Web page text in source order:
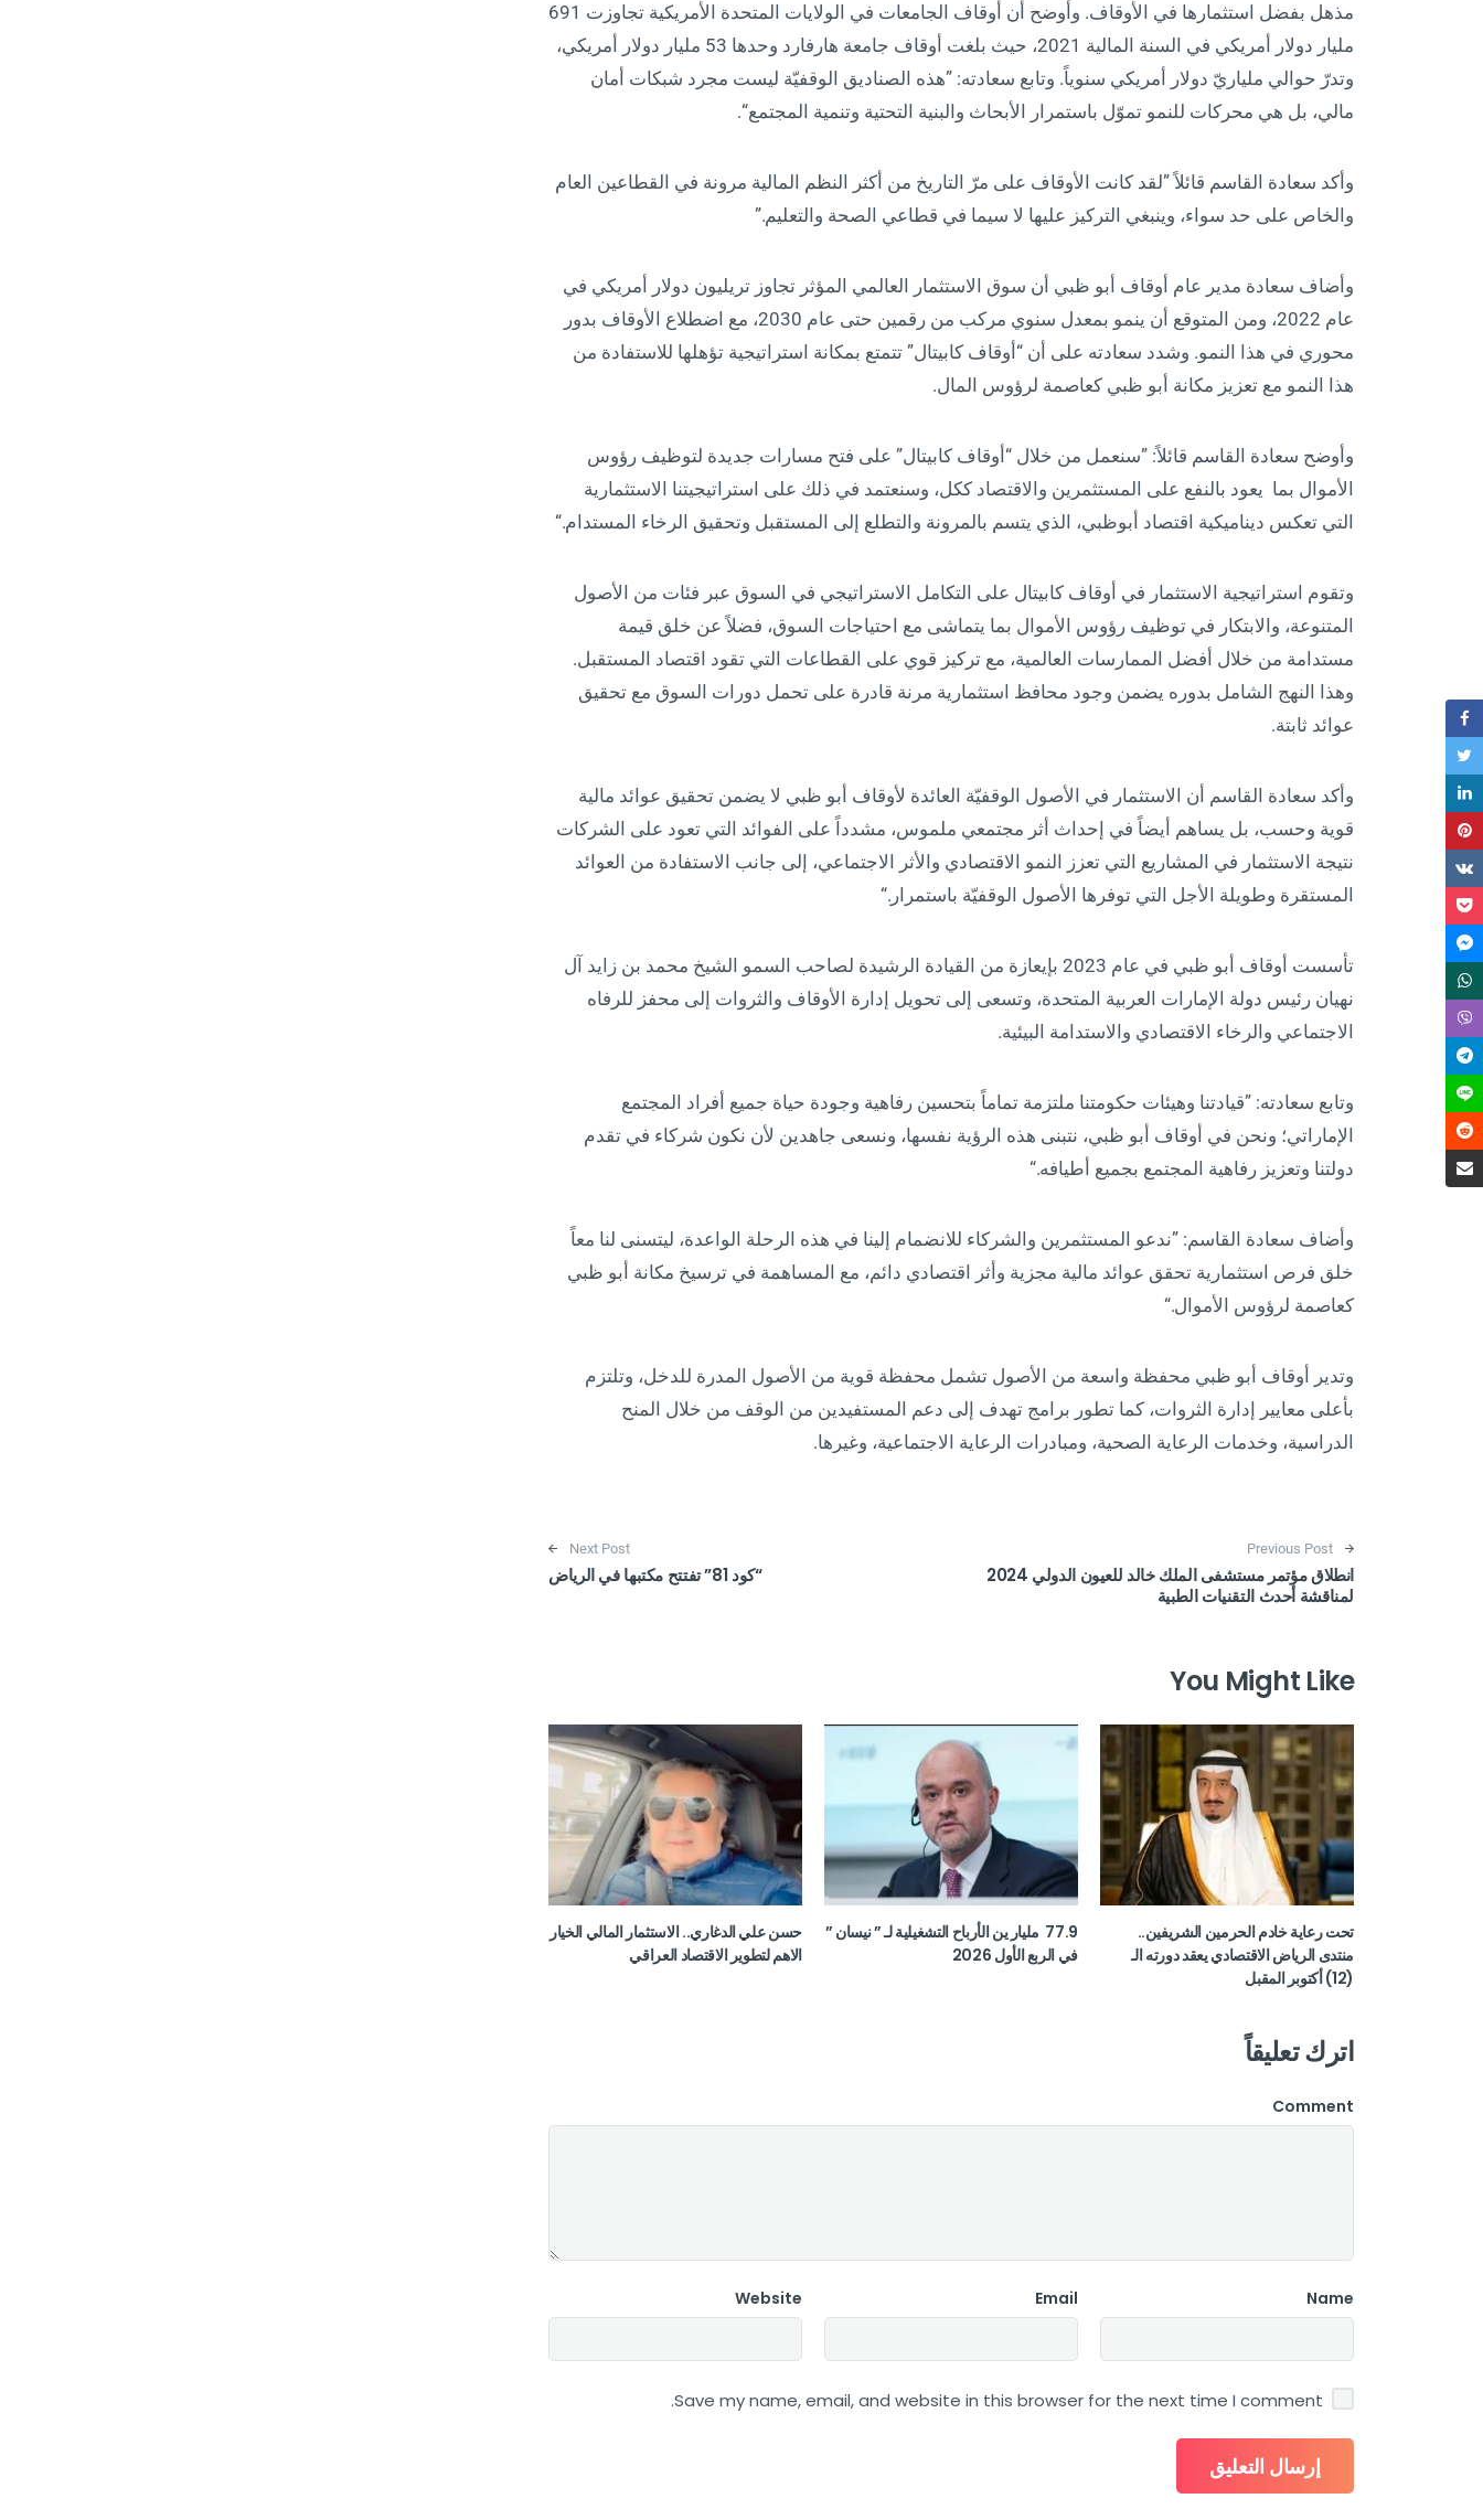
مذهل بفضل استثمارها في الأوقاف. وأوضح أن أوقاف الجامعات في الولايات المتحدة الأمريكية تجاوزت 691
مليار دولار أمريكي في السنة المالية 2021، حيث بلغت أوقاف جامعة هارفارد وحدها 53 مليار دولار أمريكي،
وتدرّ حوالي ملياريّ دولار أمريكي سنوياً. وتابع سعادته: ”هذه الصناديق الوقفيّة ليست مجرد شبكات أمان
مالي، بل هي محركات للنمو تموّل باستمرار الأبحاث والبنية التحتية وتنمية المجتمع“.
وأكد سعادة القاسم قائلاً ”لقد كانت الأوقاف على مرّ التاريخ من أكثر النظم المالية مرونة في القطاعين العام
والخاص على حد سواء، وينبغي التركيز عليها لا سيما في قطاعي الصحة والتعليم.”
وأضاف سعادة مدير عام أوقاف أبو ظبي أن سوق الاستثمار العالمي المؤثر تجاوز تريليون دولار أمريكي في
عام 2022، ومن المتوقع أن ينمو بمعدل سنوي مركب من رقمين حتى عام 2030، مع اضطلاع الأوقاف بدور
محوري في هذا النمو. وشدد سعادته على أن “أوقاف كابيتال” تتمتع بمكانة استراتيجية تؤهلها للاستفادة من
هذا النمو مع تعزيز مكانة أبو ظبي كعاصمة لرؤوس المال.
وأوضح سعادة القاسم قائلاً: ”سنعمل من خلال “أوقاف كابيتال” على فتح مسارات جديدة لتوظيف رؤوس
الأموال بما يعود بالنفع على المستثمرين والاقتصاد ككل، وسنعتمد في ذلك على استراتيجيتنا الاستثمارية
التي تعكس ديناميكية اقتصاد أبوظبي، الذي يتسم بالمرونة والتطلع إلى المستقبل وتحقيق الرخاء المستدام.“
وتقوم استراتيجية الاستثمار في أوقاف كابيتال على التكامل الاستراتيجي في السوق عبر فئات من الأصول
المتنوعة، والابتكار في توظيف رؤوس الأموال بما يتماشى مع احتياجات السوق، فضلاً عن خلق قيمة
مستدامة من خلال أفضل الممارسات العالمية، مع تركيز قوي على القطاعات التي تقود اقتصاد المستقبل.
وهذا النهج الشامل بدوره يضمن وجود محافظ استثمارية مرنة قادرة على تحمل دورات السوق مع تحقيق
عوائد ثابتة.
وأكد سعادة القاسم أن الاستثمار في الأصول الوقفيّة العائدة لأوقاف أبو ظبي لا يضمن تحقيق عوائد مالية
قوية وحسب، بل يساهم أيضاً في إحداث أثر مجتمعي ملموس، مشدداً على الفوائد التي تعود على الشركات
نتيجة الاستثمار في المشاريع التي تعزز النمو الاقتصادي والأثر الاجتماعي، إلى جانب الاستفادة من العوائد
المستقرة وطويلة الأجل التي توفرها الأصول الوقفيّة باستمرار.“
تأسست أوقاف أبو ظبي في عام 2023 بإيعازة من القيادة الرشيدة لصاحب السمو الشيخ محمد بن زايد آل
نهيان رئيس دولة الإمارات العربية المتحدة، وتسعى إلى تحويل إدارة الأوقاف والثروات إلى محفز للرفاه
الاجتماعي والرخاء الاقتصادي والاستدامة البيئية.
وتابع سعادته: ”قيادتنا وهيئات حكومتنا ملتزمة تماماً بتحسين رفاهية وجودة حياة جميع أفراد المجتمع
الإماراتي؛ ونحن في أوقاف أبو ظبي، نتبنى هذه الرؤية نفسها، ونسعى جاهدين لأن نكون شركاء في تقدم
دولتنا وتعزيز رفاهية المجتمع بجميع أطيافه.“
وأضاف سعادة القاسم: ”ندعو المستثمرين والشركاء للانضمام إلينا في هذه الرحلة الواعدة، ليتسنى لنا معاً
خلق فرص استثمارية تحقق عوائد مالية مجزية وأثر اقتصادي دائم، مع المساهمة في ترسيخ مكانة أبو ظبي
كعاصمة لرؤوس الأموال.“
وتدير أوقاف أبو ظبي محفظة واسعة من الأصول تشمل محفظة قوية من الأصول المدرة للدخل، وتلتزم
بأعلى معايير إدارة الثروات، كما تطور برامج تهدف إلى دعم المستفيدين من الوقف من خلال المنح
الدراسية، وخدمات الرعاية الصحية، ومبادرات الرعاية الاجتماعية، وغيرها.
Post navigation
Previous Post
انطلاق مؤتمر مستشفى الملك خالد للعيون الدولي 2024
لمناقشة أحدث التقنيات الطبية
Next Post
“كود 81” تفتتح مكتبها في الرياض
You Might Like
تحت رعاية خادم الحرمين الشريفين..
منتدى الرياض الاقتصادي يعقد دورته الـ
(12) أكتوبر المقبل
77.9 مليار ين الأرباح التشغيلية لـ ” نيسان ”
في الربع الأول 2026
حسن علي الدغاري.. الاستثمار المالي الخيار
الاهم لتطوير الاقتصاد العراقي
اترك تعليقاً
Comment
Name
Email
Website
Save my name, email, and website in this browser for the next time I comment.